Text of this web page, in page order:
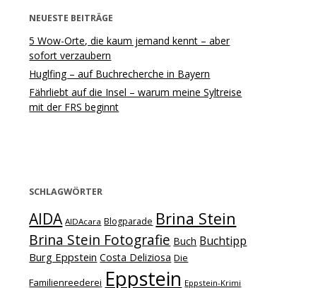
NEUESTE BEITRÄGE
5 Wow-Orte, die kaum jemand kennt – aber
sofort verzaubern
Huglfing – auf Buchrecherche in Bayern
Fährliebt auf die Insel – warum meine Syltreise
mit der FRS beginnt
SCHLAGWÖRTER
AIDA AIDAcara Blogparade Brina Stein
Brina Stein Fotografie Buch Buchtipp
Burg Eppstein Costa Deliziosa Die
Familienreederei Eppstein Eppstein-Krimi